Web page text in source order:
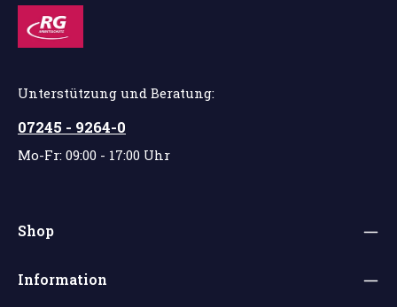
Unterstützung und Beratung:
07245 - 9264-0
Mo-Fr: 09:00 - 17:00 Uhr
Shop
Information